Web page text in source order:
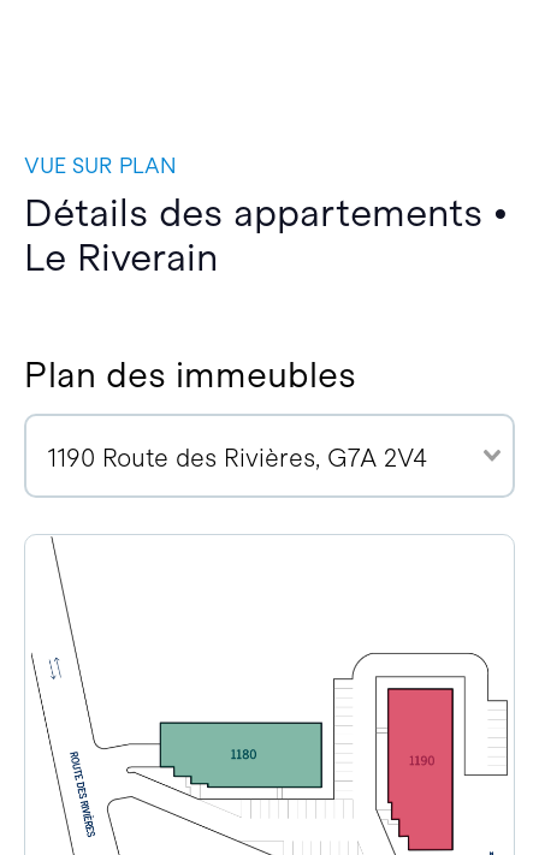
VUE SUR PLAN
Détails des appartements •
Le Riverain
Plan des immeubles
1190 Route des Rivières, G7A 2V4